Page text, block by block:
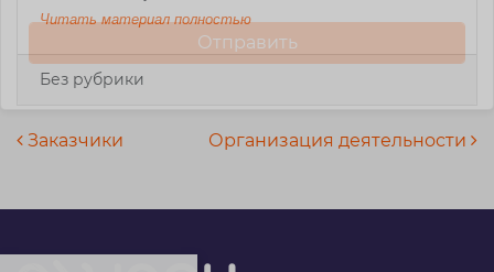
Читать материал полностью
Без рубрики
Навигация по записям
Заказчики Организация деятельности